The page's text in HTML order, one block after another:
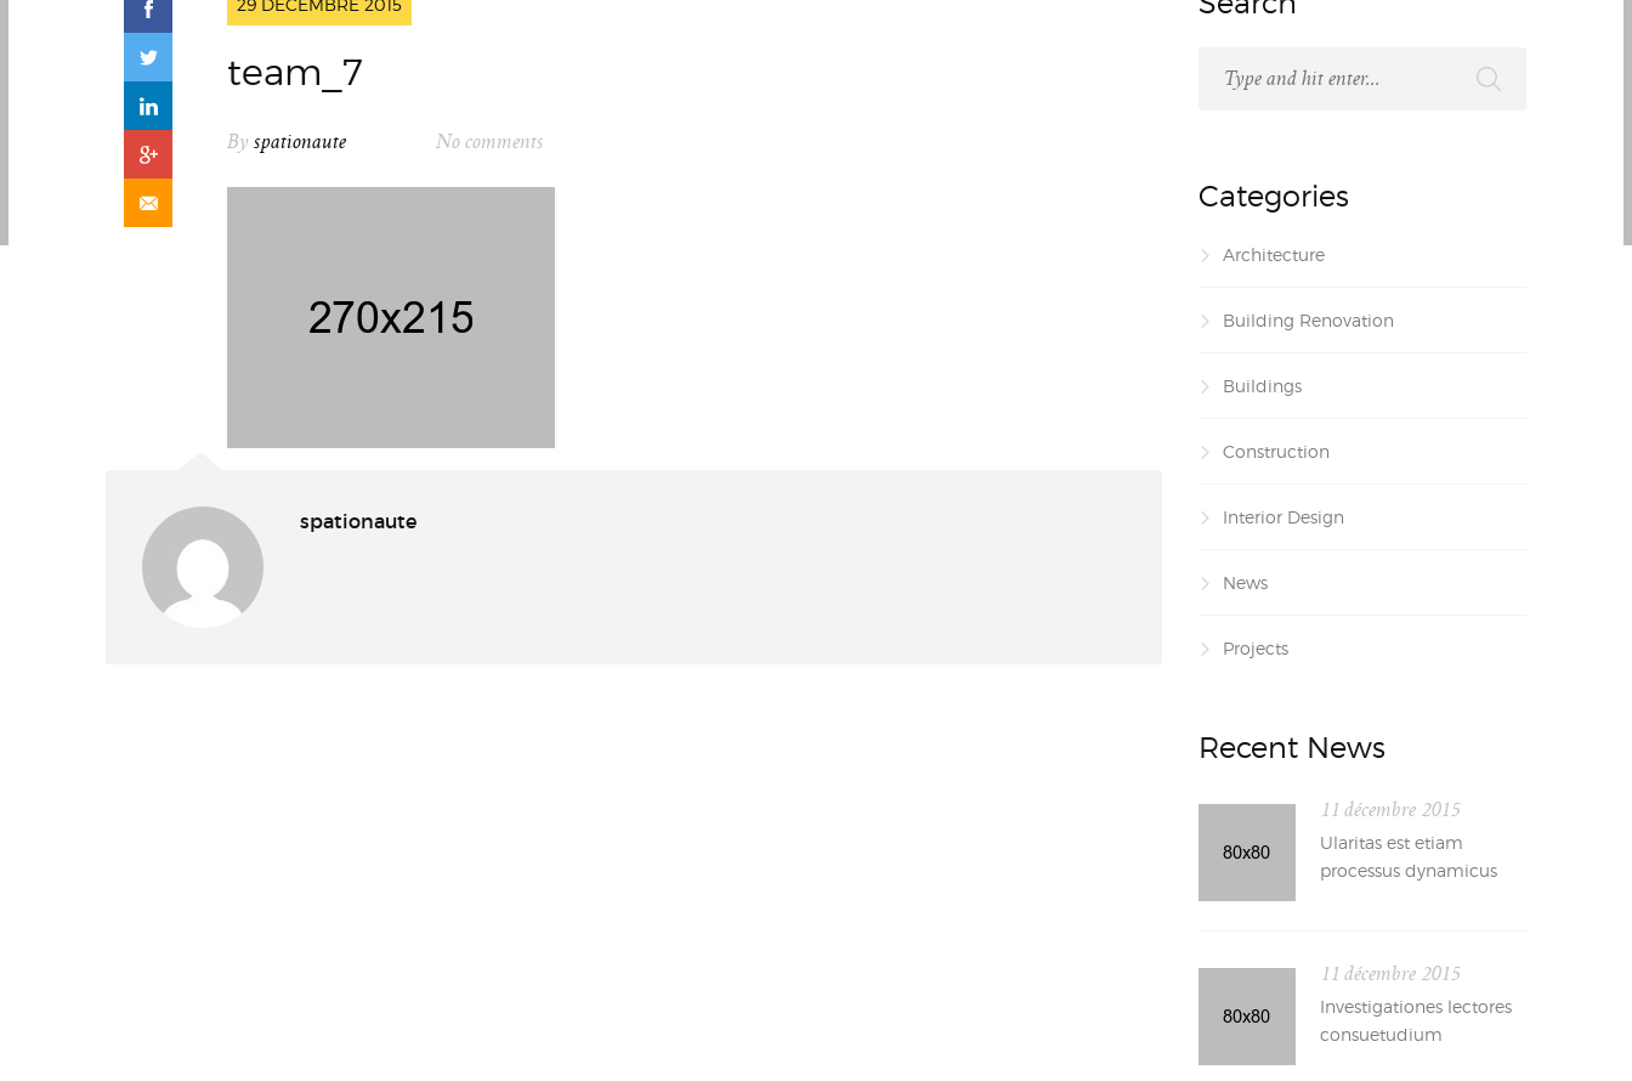
29 DÉCEMBRE 2015
team_7
By spationaute No comments
spationaute
Categories
Architecture
Building Renovation
Buildings
Construction
Interior Design
News
Projects
Recent News
11 décembre 2015
Ularitas est etiam
processus dynamicus
11 décembre 2015
Investigationes lectores
consuetudium